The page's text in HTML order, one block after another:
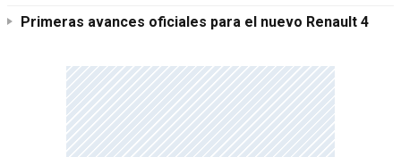
Primeras avances oficiales para el nuevo Renault 4